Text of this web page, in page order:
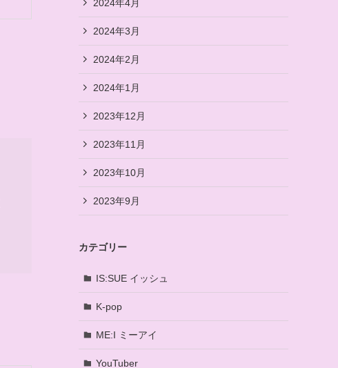
2024年4月
2024年3月
2024年2月
2024年1月
2023年12月
2023年11月
2023年10月
2023年9月
カテゴリー
IS:SUE イッシュ
K-pop
ME:I ミーアイ
YouTuber